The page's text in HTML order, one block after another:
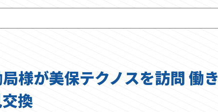
局様が美保テクノスを訪問 働き
換